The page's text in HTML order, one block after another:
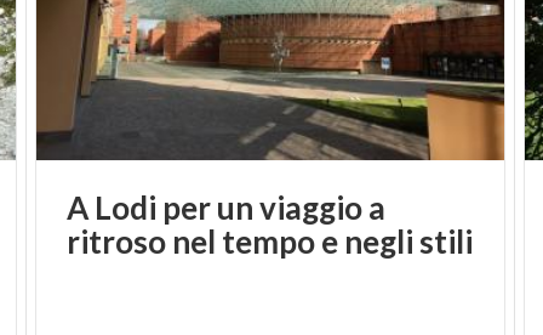
A Lodi perunviaggioa
ritroso nel tempoe negli stili